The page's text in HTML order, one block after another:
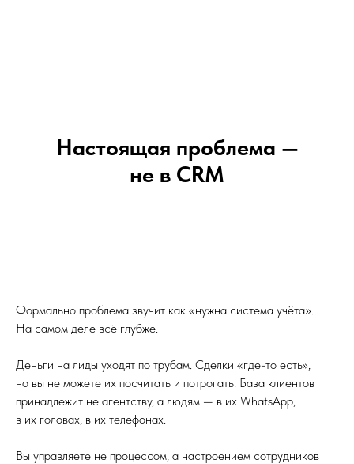
Настоящая проблема —
не в CRM
Формально проблема звучит как «нужна система учёта».
На самом деле всё глубже.
Деньги на лиды уходят по трубам. Сделки «где-то есть»,
но вы не можете их посчитать и потрогать. База клиентов
принадлежит не агентству, а людям — в их WhatsApp,
в их головах, в их телефонах.
Вы управляете не процессом, а настроением сотрудников